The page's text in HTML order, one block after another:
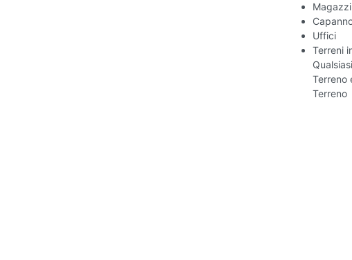
Uffici
Terreni
Qualsiasi
Terreno
Terreno